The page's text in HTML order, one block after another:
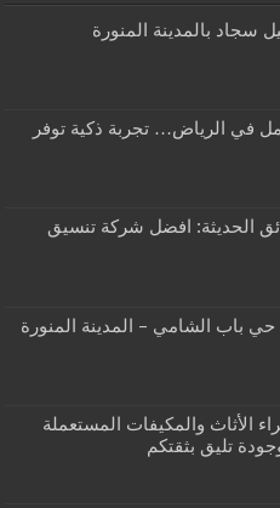
بالمدينة المنورة
في الرياض… تجربة ذكية توفر
الحديثة: افضل شركة تنسيق
باب الشامي – المدينة المنورة
الأثاث والمكيفات المستعملة
تليق بثقتكم